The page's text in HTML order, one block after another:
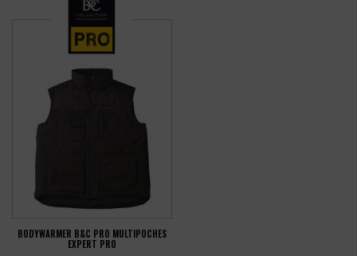
BODYWARMER B&C PRO MULTIPOCHES
EXPERT PRO